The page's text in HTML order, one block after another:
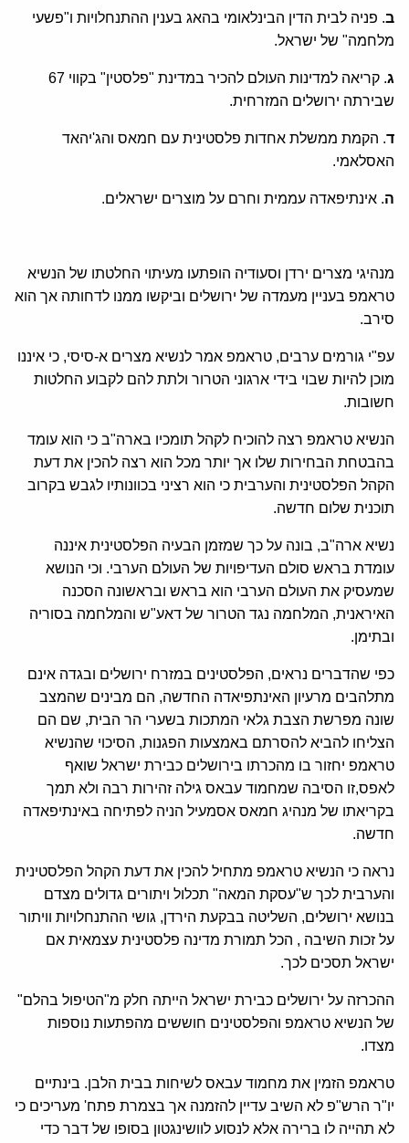
ב. פניה לבית הדין הבינלאומי בהאג בענין ההתנחלויות ו"פשעי
מלחמה" של ישראל.
ג
. קריאה למדינות העולם להכיר במדינת "פלסטין" בקווי 67
שבירתה ירושלים המזרחית.
ד. הקמת ממשלת אחדות פלסטינית עם חמאס והג'יהאד
האסלאמי.
ה. אינתיפאדה עממית וחרם על מוצרים ישראלים.
מנהיגי מצרים ירדן וסעודיה הופתעו מעיתוי החלטתו של הנשיא
טראמפ בעניין מעמדה של ירושלים וביקשו ממנו לדחותה אך הוא
סירב.
עפ"י גורמים ערבים, טראמפ אמר לנשיא מצרים א-סיסי, כי איננו
מוכן להיות שבוי בידי ארגוני הטרור ולתת להם לקבוע החלטות
חשובות.
הנשיא טראמפ רצה להוכיח לקהל תומכיו בארה"ב כי הוא עומד
בהבטחת הבחירות שלו אך יותר מכל הוא רצה להכין את דעת
הקהל הפלסטינית והערבית כי הוא רציני בכוונותיו לגבש בקרוב
תוכנית שלום חדשה.
נשיא ארה"ב, בונה על כך שמזמן הבעיה הפלסטינית איננה
עומדת בראש סולם העדיפויות של העולם הערבי. וכי הנושא
שמעסיק את העולם הערבי הוא בראש ובראשונה הסכנה
האיראנית, המלחמה נגד הטרור של דאע"ש והמלחמה בסוריה
ובתימן.
כפי שהדברים נראים, הפלסטינים במזרח ירושלים ובגדה אינם
מתלהבים מרעיון האינתפיאדה החדשה, הם מבינים שהמצב
שונה מפרשת הצבת גלאי המתכות בשערי הר הבית, שם הם
הצליחו להביא להסרתם באמצעות הפגנות, הסיכוי שהנשיא
טראמפ יחזור בו מהכרתו בירושלים כבירת ישראל שואף
לאפס,זו הסיבה שמחמוד עבאס גילה זהירות רבה ולא תמך
בקריאתו של מנהיג חמאס אסמעיל הניה לפתיחה באינתיפאדה
חדשה.
נראה כי הנשיא טראמפ מתחיל להכין את דעת הקהל הפלסטינית
והערבית לכך ש"עסקת המאה" תכלול ויתורים גדולים מצדם
בנושא ירושלים, השליטה בבקעת הירדן, גושי ההתנחלויות וויתור
על זכות השיבה , הכל תמורת מדינה פלסטינית עצמאית אם
ישראל תסכים לכך.
ההכרזה על ירושלים כבירת ישראל הייתה חלק מ"הטיפול בהלם"
של הנשיא טראמפ והפלסטינים חוששים מהפתעות נוספות
מצדו.
טראמפ הזמין את מחמוד עבאס לשיחות בבית הלבן. בינתיים
יו"ר הרש"פ לא השיב עדיין להזמנה אך בצמרת פתח' מעריכים כי
לא תהייה לו ברירה אלא לנסוע לוושינגטון בסופו של דבר כדי